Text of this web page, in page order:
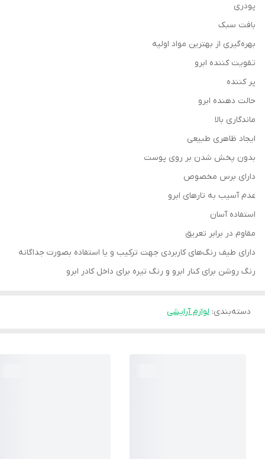
پودری
بافت سبک
بهره‌گیری از بهترین مواد اولیه
تقویت کننده ابرو
پر کننده
حالت دهنده ابرو
ماندگاری بالا
ایجاد ظاهری طبیعی
بدون پخش شدن بر روی پوست
دارای برس مخصوص
عدم آسیب به تارهای ابرو
استفاده آسان
مقاوم در برابر تعریق
دارای طیف رنگ‌های کاربردی جهت ترکیب و یا استفاده بصورت جداگانه
رنگ روشن برای کنار ابرو و رنگ تیره برای داخل کادر ابرو
دسته‌بندی: لوازم آرایشی